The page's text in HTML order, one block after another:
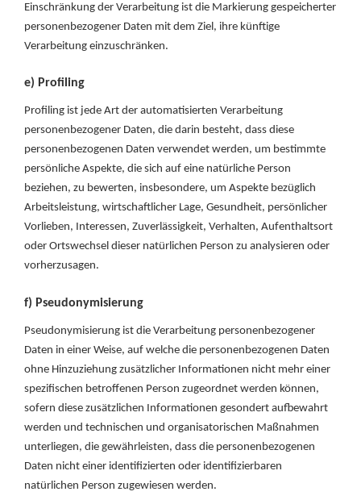
Einschränkung der Verarbeitung ist die Markierung gespeicherter
personenbezogener Daten mit dem Ziel, ihre künftige
Verarbeitung einzuschränken.
e) Profiling
Profiling ist jede Art der automatisierten Verarbeitung
personenbezogener Daten, die darin besteht, dass diese
personenbezogenen Daten verwendet werden, um bestimmte
persönliche Aspekte, die sich auf eine natürliche Person
beziehen, zu bewerten, insbesondere, um Aspekte bezüglich
Arbeitsleistung, wirtschaftlicher Lage, Gesundheit, persönlicher
Vorlieben, Interessen, Zuverlässigkeit, Verhalten, Aufenthaltsort
oder Ortswechsel dieser natürlichen Person zu analysieren oder
vorherzusagen.
f) Pseudonymisierung
Pseudonymisierung ist die Verarbeitung personenbezogener
Daten in einer Weise, auf welche die personenbezogenen Daten
ohne Hinzuziehung zusätzlicher Informationen nicht mehr einer
spezifischen betroffenen Person zugeordnet werden können,
sofern diese zusätzlichen Informationen gesondert aufbewahrt
werden und technischen und organisatorischen Maßnahmen
unterliegen, die gewährleisten, dass die personenbezogenen
Daten nicht einer identifizierten oder identifizierbaren
natürlichen Person zugewiesen werden.